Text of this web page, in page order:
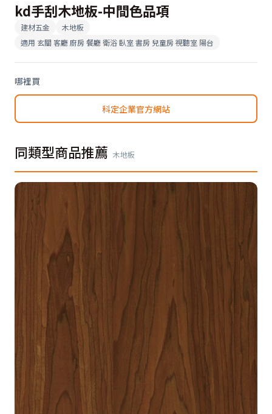
kd手刮木地板-中間色品項
建材五金
木地板
適用 玄關 客廳 廚房 餐廳 衛浴 臥室 書房 兒童房 視聽室 陽台
哪裡買
科定企業官方網站
同類型商品推薦 木地板